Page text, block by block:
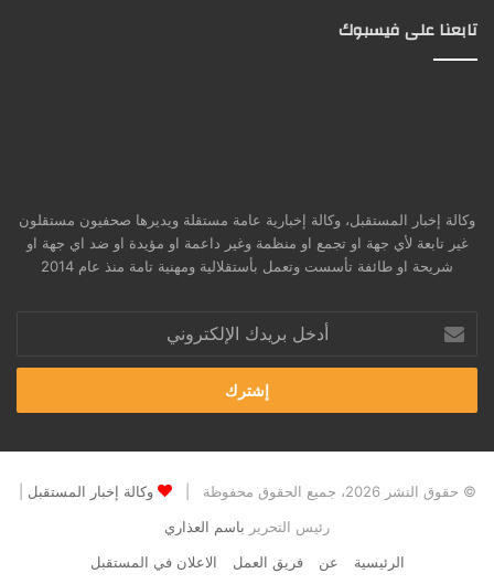
تابعنا على فيسبوك
وكالة إخبار المستقبل، وكالة إخبارية عامة مستقلة ويديرها صحفيون مستقلون
غير تابعة لأي جهة او تجمع او منظمة وغير داعمة او مؤيدة او ضد اي جهة او
شريحة او طائفة تأسست وتعمل بأستقلالية ومهنية تامة منذ عام 2014
بريدك
الإلكتروني
© حقوق النشر 2026، جميع الحقوق محفوظة | وكالة إخبار المستقبل
رئيس التحرير باسم العذاري
الرئيسية
عن فريق العمل الاعلان في المستقبل